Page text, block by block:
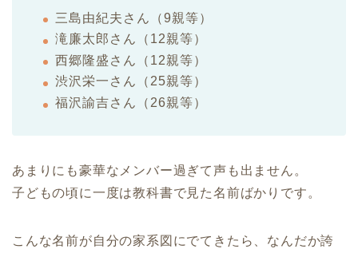
三島由紀夫さん（9親等）
滝廉太郎さん（12親等）
西郷隆盛さん（12親等）
渋沢栄一さん（25親等）
福沢諭吉さん（26親等）
あまりにも豪華なメンバー過ぎて声も出ません。
子どもの頃に一度は教科書で見た名前ばかりです。
こんな名前が自分の家系図にでてきたら、なんだか誇